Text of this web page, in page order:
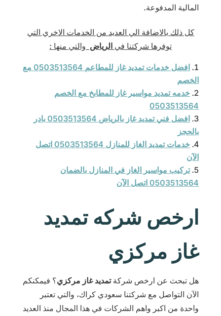
المالية المدفوعة.
كل ذلك بالاضافة الي العديد من الخدمات الاخري التي
توفرها شركتنا في الرياض والتي منها :
افضل خدمات تمديد غاز للمطاعم 0503513564 مع
الخصم
خدمه تمديد مواسير غاز للمطابخ مع الخصم
0503513564
افضل فني تمديد غاز بالرياض 0503513564 بادر
بالحجز
خدمات تمديد الغاز للمنازل 0503513564 اتصل
الآن
تركيب مواسير الغاز في المنازل بالضمان
0503513564 اتصل الآن
ارخص شركه تمديد
غاز مركزي
هل تبحث عن ارخص شركةتمديد غاز مركزي؟ فيمكنكم
الآن التواصل مع شركتنا سعودي كراك، والتي تعتبر
واحدة من اكبر واهم الشركات في هذا المجال منذ العديد